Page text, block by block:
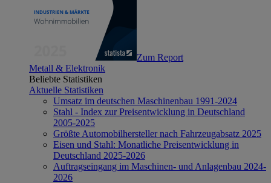
Zum Report
Metall & Elektronik
Beliebte Statistiken
Aktuelle Statistiken
Umsatz im deutschen Maschinenbau 1991-2024
Stahl - Index zur Preisentwicklung in Deutschland
2005-2025
Größte Automobilhersteller nach Fahrzeugabsatz 2025
Eisen und Stahl: Monatliche Preisentwicklung in
Deutschland 2025-2026
Auftragseingang im Maschinen- und Anlagenbau 2024-
2026